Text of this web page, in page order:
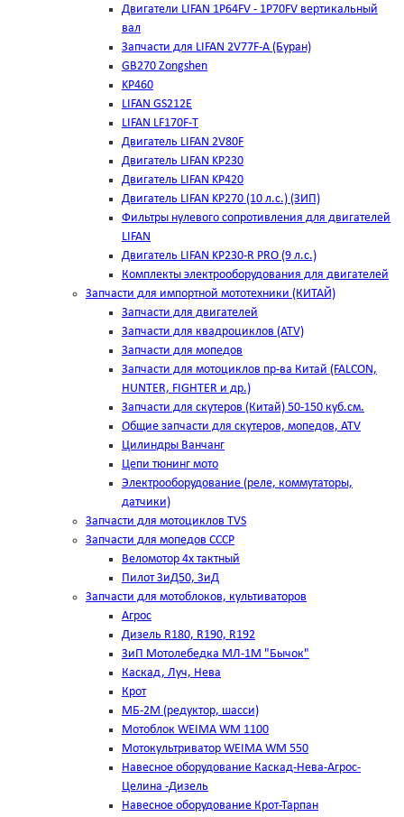
Двигатели LIFAN 1Р64FV - 1Р70FV вертикальный
вал
Запчасти для LIFAN 2V77F-A (Буран)
GB270 Zongshen
KP460
LIFAN GS212E
LIFAN LF170F-T
Двигатель LIFAN 2V80F
Двигатель LIFAN KP230
Двигатель LIFAN KP420
Двигатель LIFAN KP270 (10 л.с.) (ЗИП)
Фильтры нулевого сопротивления для двигателей
LIFAN
Двигатель LIFAN KP230-R PRO (9 л.с.)
Комплекты электрооборудования для двигателей
Запчасти для импортной мототехники (КИТАЙ)
Запчасти для двигателей
Запчасти для квадроциклов (ATV)
Запчасти для мопедов
Запчасти для мотоциклов пр-ва Китай (FALCON,
HUNTER, FIGHTER и др.)
Запчасти для скутеров (Китай) 50-150 куб.см.
Общие запчасти для скутеров, мопедов, ATV
Цилиндры Ванчанг
Цепи тюнинг мото
Электрооборудование (реле, коммутаторы,
датчики)
Запчасти для мотоциклов TVS
Запчасти для мопедов СССР
Веломотор 4х тактный
Пилот ЗиД50, ЗиД
Запчасти для мотоблоков, культиваторов
Агрос
Дизель R180, R190, R192
ЗиП Мотолебедка МЛ-1М "Бычок"
Каскад, Луч, Нева
Крот
МБ-2М (редуктор, шасси)
Мотоблок WEIMA WM 1100
Мотокультриватор WEIMA WM 550
Навесное оборудование Каскад-Нева-Агрос-
Целина -Дизель
Навесное оборудование Крот-Тарпан